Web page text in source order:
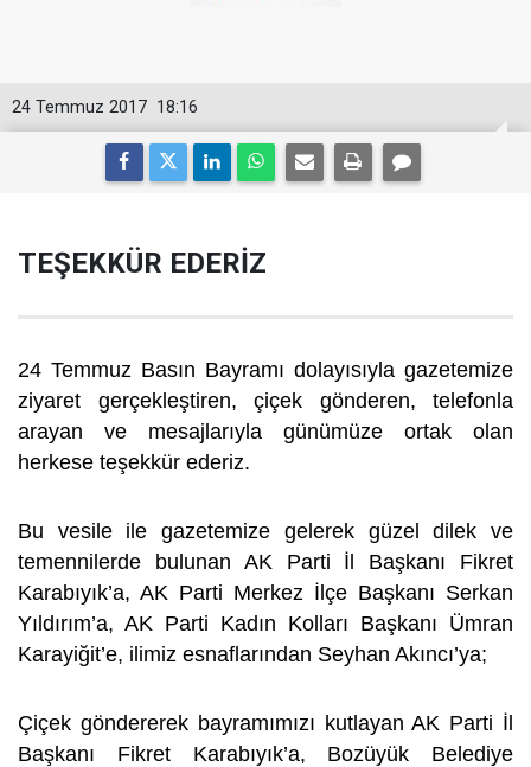
18:16
24 Temmuz 2017
TEŞEKKÜR EDERİZ
24 Temmuz Basın Bayramı dolayısıyla gazetemize
ziyaret gerçekleştiren, çiçek gönderen, telefonla
arayan ve mesajlarıyla günümüze ortak olan
herkese teşekkür ederiz.
Bu vesile ile gazetemize gelerek güzel dilek ve
temennilerde bulunan AK Parti İl Başkanı Fikret
Karabıyık’a, AK Parti Merkez İlçe Başkanı Serkan
Yıldırım’a, AK Parti Kadın Kolları Başkanı Ümran
Karayiğit’e, ilimiz esnaflarından Seyhan Akıncı’ya;
Çiçek göndererek bayramımızı kutlayan AK Parti İl
Başkanı Fikret Karabıyık’a, Bozüyük Belediye